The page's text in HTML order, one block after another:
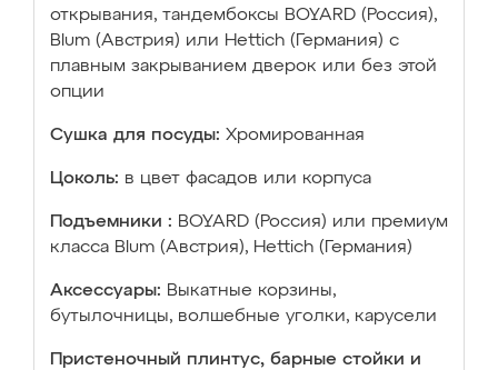
открывания, тандембоксы BOYARD (Россия),
Blum (Австрия) или Hettich (Германия) с
плавным закрыванием дверок или без этой
опции
Сушка для посуды: Хромированная
Цоколь: в цвет фасадов или корпуса
Подъемники : BOYARD (Россия) или премиум
класса Blum (Австрия), Hettich (Германия)
Аксессуары: Выкатные корзины,
бутылочницы, волшебные уголки, карусели
Пристеночный плинтус, барные стойки и